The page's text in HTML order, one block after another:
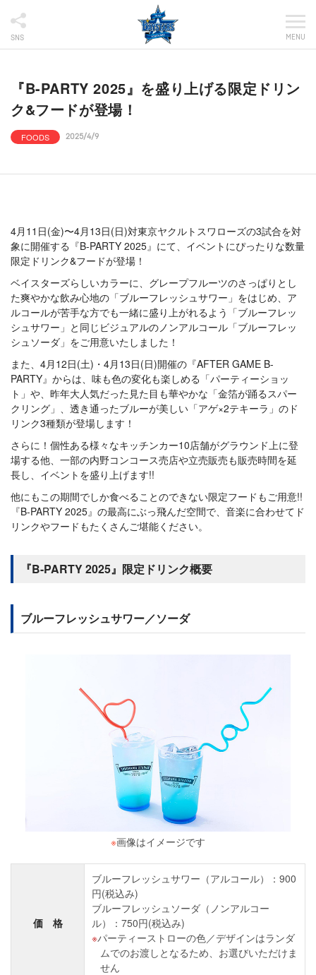
SNS MENU
『B-PARTY 2025』を盛り上げる限定ドリン
ク&フードが登場！
FOODS 2025/4/9
4月11日(金)〜4月13日(日)対東京ヤクルトスワローズの3試合を対
象に開催する『B-PARTY 2025』にて、イベントにぴったりな数量
限定ドリンク&フードが登場！
ベイスターズらしいカラーに、グレープフルーツのさっぱりとし
た爽やかな飲み心地の「ブルーフレッシュサワー」をはじめ、ア
ルコールが苦手な方でも一緒に盛り上がれるよう「ブルーフレッ
シュサワー」と同じビジュアルのノンアルコール「ブルーフレッ
シュソーダ」をご用意いたしました！
また、4月12日(土)・4月13日(日)開催の『AFTER GAME B-
PARTY』からは、味も色の変化も楽しめる「パーティーショッ
ト」や、昨年大人気だった見た目も華やかな「金箔が踊るスパー
クリング」、透き通ったブルーが美しい「アゲ×2テキーラ」のド
リンク3種類が登場します！
さらに！個性ある様々なキッチンカー10店舗がグラウンド上に登
場する他、一部の内野コンコース売店や立売販売も販売時間を延
長し、イベントを盛り上げます!!
他にもこの期間でしか食べることのできない限定フードもご用意!!
『B-PARTY 2025』の最高にぶっ飛んだ空間で、音楽に合わせてド
リンクやフードもたくさんご堪能ください。
『B-PARTY 2025』限定ドリンク概要
ブルーフレッシュサワー／ソーダ
※画像はイメージです
価 格
ブルーフレッシュサワー（アルコール）：900
円(税込み)
ブルーフレッシュソーダ（ノンアルコー
ル）：750円(税込み)
パーティーストローの色／デザインはランダ
ムでのお渡しとなるため、お選びいただけま
せん